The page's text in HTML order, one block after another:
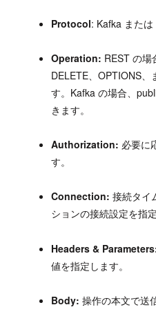
Protocol: Kafka または
Operation: REST の場
DELETE、OPTIONS、
す。Kafka の場合、
きます。
Authorization: 必要に
す。
Connection: 接続タイ
ションの接続設定を指
Headers &
値を指定します。
Body: 操作の本文で送